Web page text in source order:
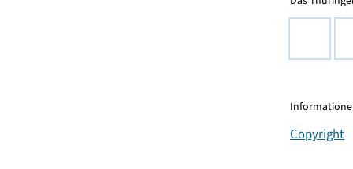
Copyright